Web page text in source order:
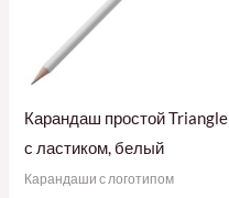
Карандаш простой Triangle
с ластиком, белый
Карандаши с логотипом